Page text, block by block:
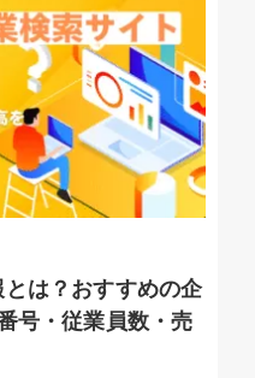
は？おすすめの企
号・従業員数・売